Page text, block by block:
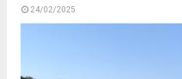
24/02/2025